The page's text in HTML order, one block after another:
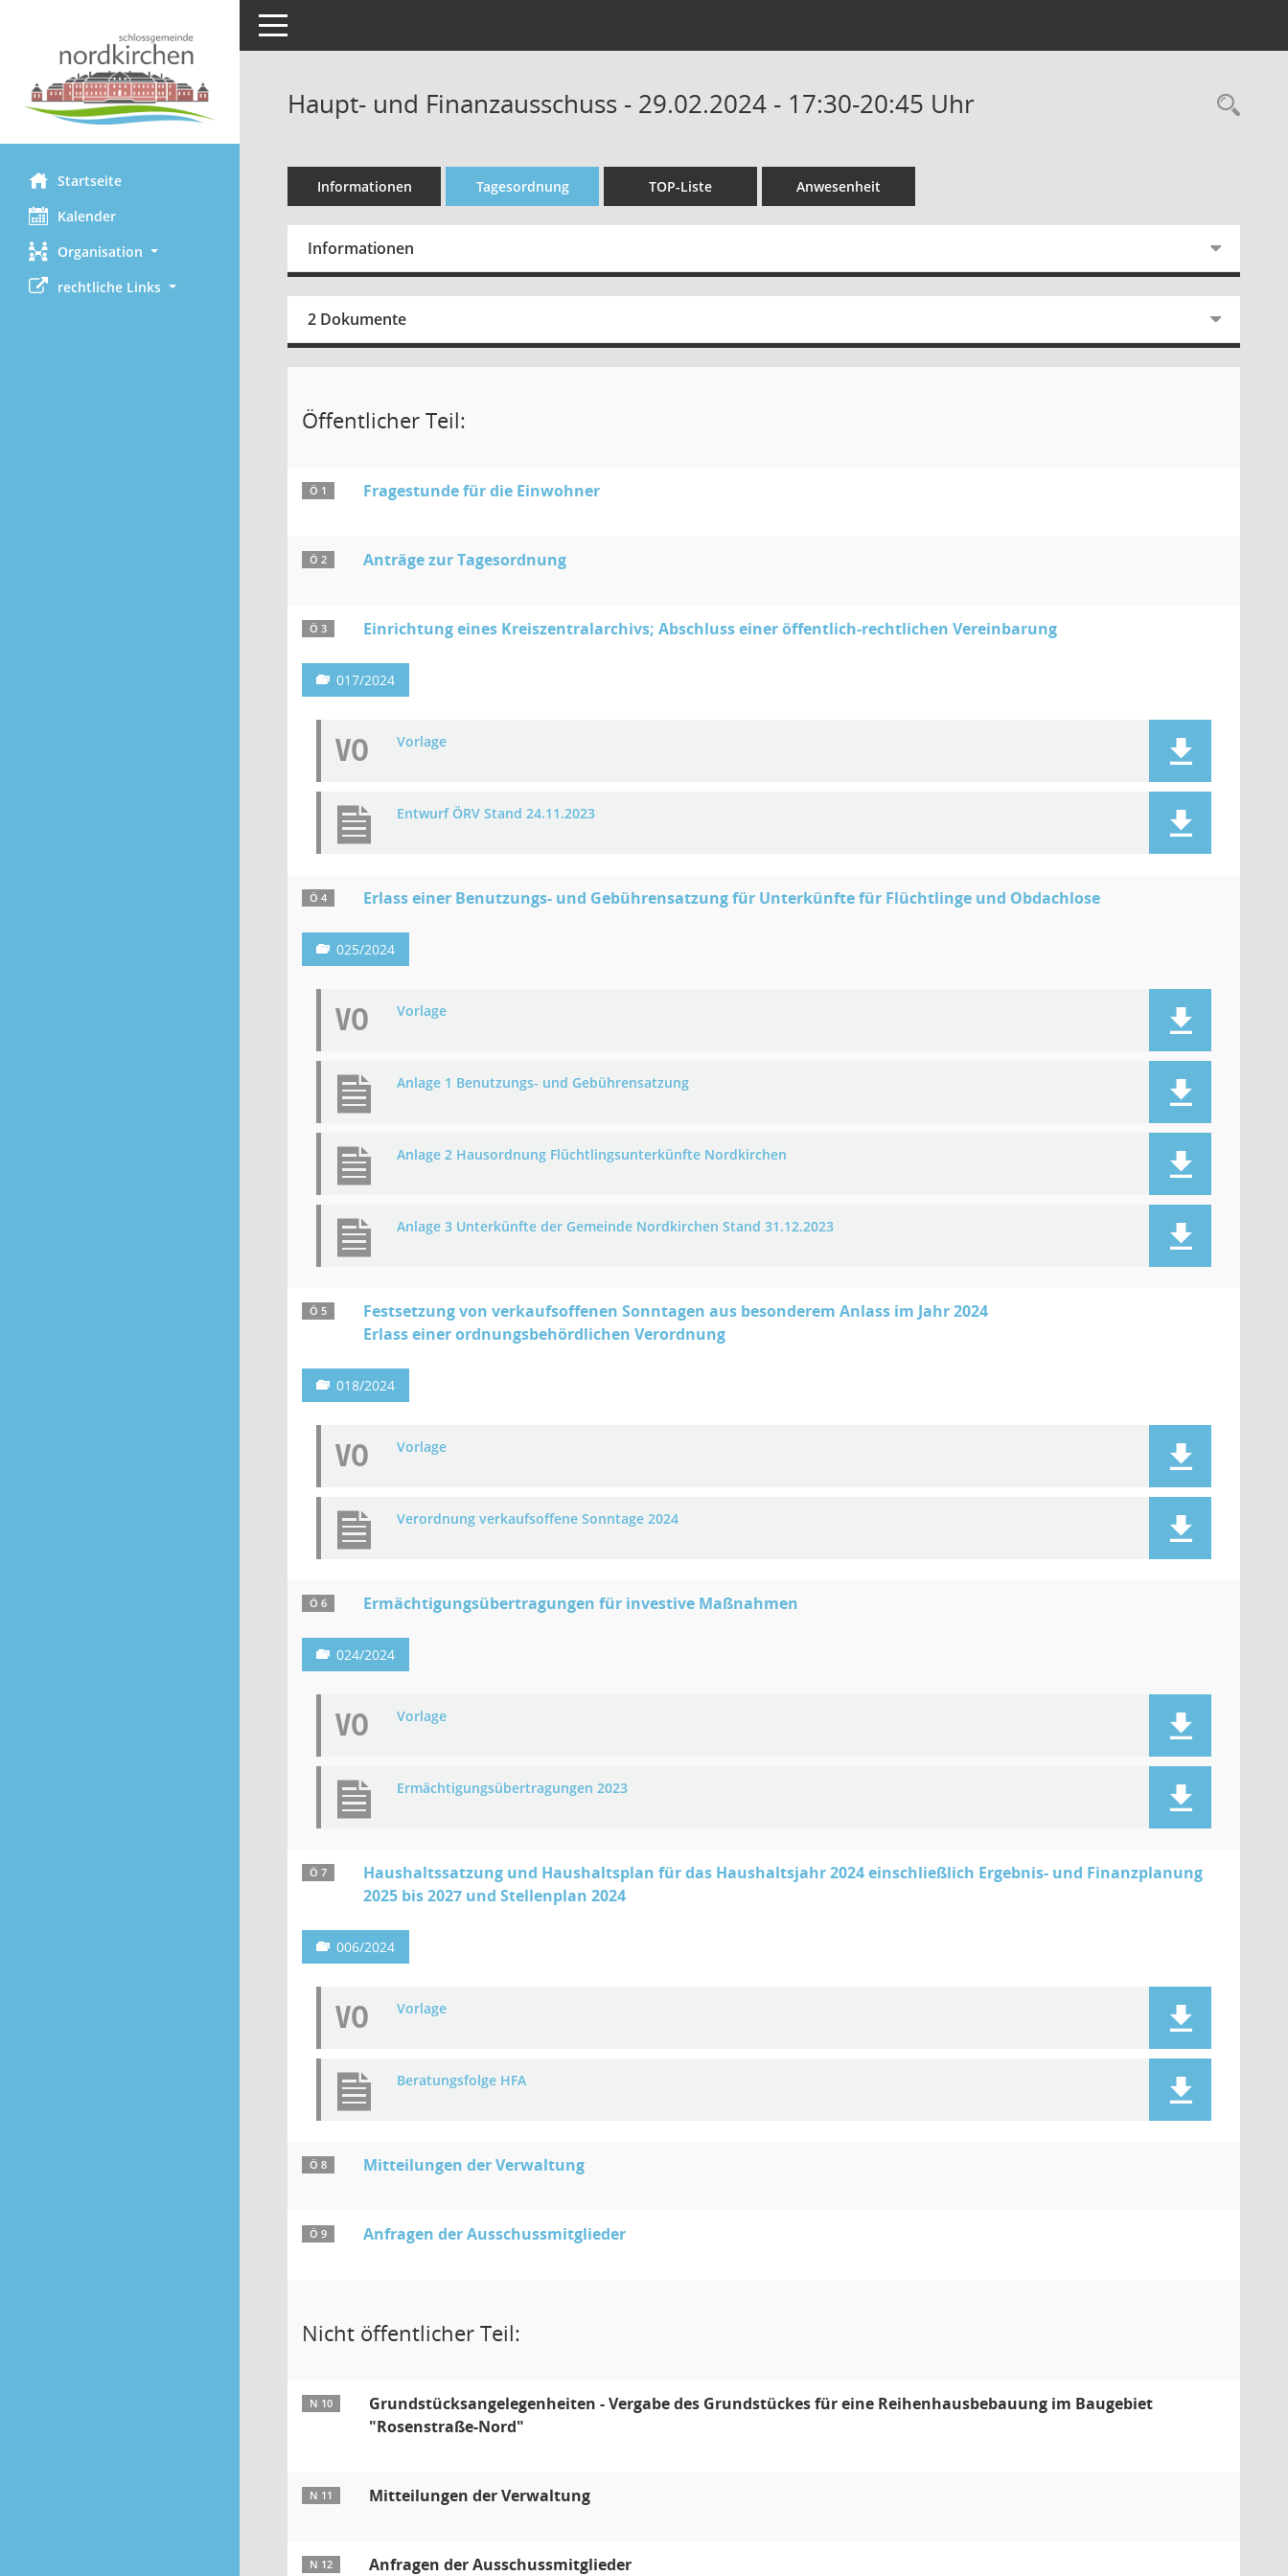
Startseite
Kalender
Organisation
rechtliche Links
Toggle navigation
Haupt- und Finanzausschuss - 29.02.2024 - 17:30-20:45 Uhr
Informationen Tagesordnung TOP-Liste Anwesenheit
Informationen
2 Dokumente
Öffentlicher Teil:
Ö 1 Fragestunde für die Einwohner
Ö 2 Anträge zur Tagesordnung
Ö 3 Einrichtung eines Kreiszentralarchivs; Abschluss einer öffentlich-rechtlichen Vereinbarung
017/2024
VO Vorlage
Entwurf ÖRV Stand 24.11.2023
Ö 4 Erlass einer Benutzungs- und Gebührensatzung für Unterkünfte für Flüchtlinge und Obdachlose
025/2024
VO Vorlage
Anlage 1 Benutzungs- und Gebührensatzung
Anlage 2 Hausordnung Flüchtlingsunterkünfte Nordkirchen
Anlage 3 Unterkünfte der Gemeinde Nordkirchen Stand 31.12.2023
Ö 5
Festsetzung von verkaufsoffenen Sonntagen aus besonderem Anlass im Jahr 2024
Erlass einer ordnungsbehördlichen Verordnung
018/2024
VO Vorlage
Verordnung verkaufsoffene Sonntage 2024
Ö 6 Ermächtigungsübertragungen für investive Maßnahmen
024/2024
VO Vorlage
Ermächtigungsübertragungen 2023
Ö 7
Haushaltssatzung und Haushaltsplan für das Haushaltsjahr 2024 einschließlich Ergebnis- und Finanzplanung
2025 bis 2027 und Stellenplan 2024
006/2024
VO Vorlage
Beratungsfolge HFA
Ö 8 Mitteilungen der Verwaltung
Ö 9 Anfragen der Ausschussmitglieder
Nicht öffentlicher Teil:
N 10
Grundstücksangelegenheiten - Vergabe des Grundstückes für eine Reihenhausbebauung im Baugebiet
"Rosenstraße-Nord"
N 11 Mitteilungen der Verwaltung
N 12 Anfragen der Ausschussmitglieder